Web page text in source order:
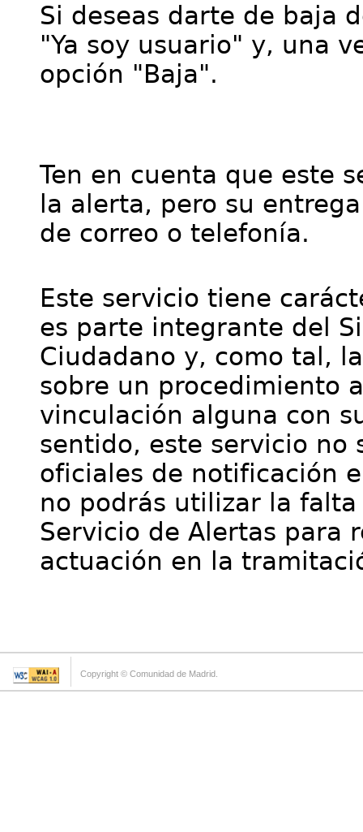
Si deseas darte de baja
"Ya soy usuario" y, una
opción "Baja".
Ten en cuenta que este
la alerta, pero su
de correo o telefonía.
Este servicio tiene
es parte integrante del
Ciudadano y, como tal,
sobre un procedimiento
vinculación alguna con
sentido, este servicio no
oficiales de notificación
no podrás utilizar la
Servicio de Alertas para
actuación en la
Copyright © Comunidad de Madrid.